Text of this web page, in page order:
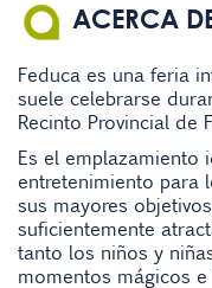
ACERCA
Feduca es una feria
suele celebrarse
Recinto Provincial de
Es el emplazamiento
entretenimiento para
sus mayores
suficientemente
tanto los niños y
momentos mágicos